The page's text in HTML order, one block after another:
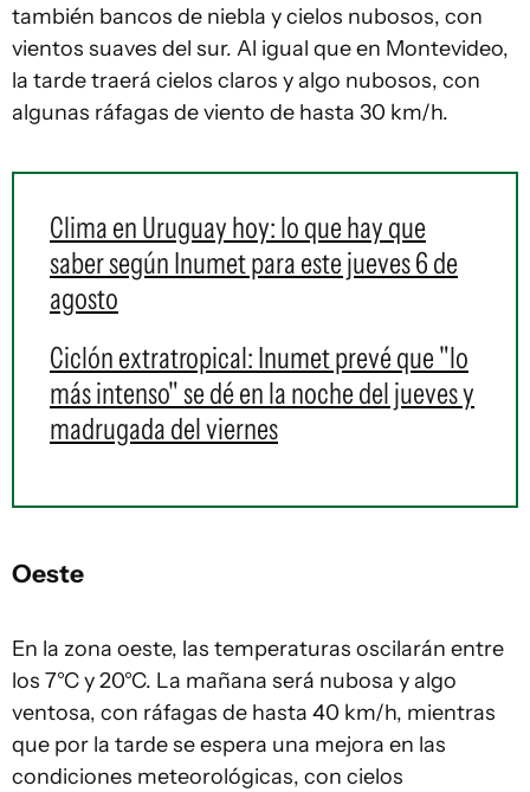
también bancos de niebla y cielos nubosos, con
vientos suaves del sur. Al igual que en Montevideo,
la tarde traerá cielos claros y algo nubosos, con
algunas ráfagas de viento de hasta 30 km/h.
Clima en Uruguay hoy: lo que hay que
saber según Inumet para este jueves 6 de
agosto
Ciclón extratropical: Inumet prevé que "lo
más intenso" se dé en la noche del jueves y
madrugada del viernes
Oeste
En la zona oeste, las temperaturas oscilarán entre
los 7°C y 20°C. La mañana será nubosa y algo
ventosa, con ráfagas de hasta 40 km/h, mientras
que por la tarde se espera una mejora en las
condiciones meteorológicas, con cielos